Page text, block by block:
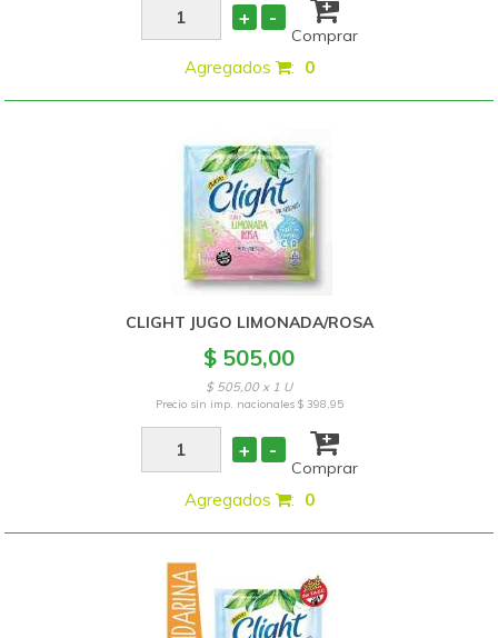
+ -
Comprar
Agregados : 0
CLIGHT JUGO LIMONADA/ROSA
$ 505,00
$ 505,00 x 1 U
Precio sin imp. nacionales $ 398,95
+ -
Comprar
Agregados : 0